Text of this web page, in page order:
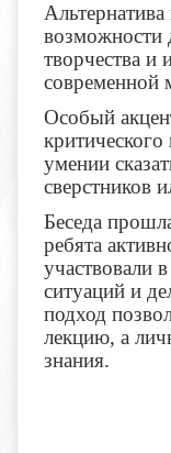
возможности
творчества и
современной
Особый
умении
сверстников
Беседа
ребята
участвовали
ситуаций и
подход
лекцию, а
знания.